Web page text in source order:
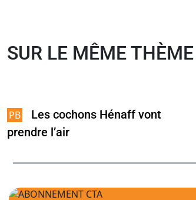
SUR LE MÊME THÈME
Les cochons Hénaff vont
prendre l’air